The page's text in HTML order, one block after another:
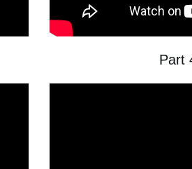
Part